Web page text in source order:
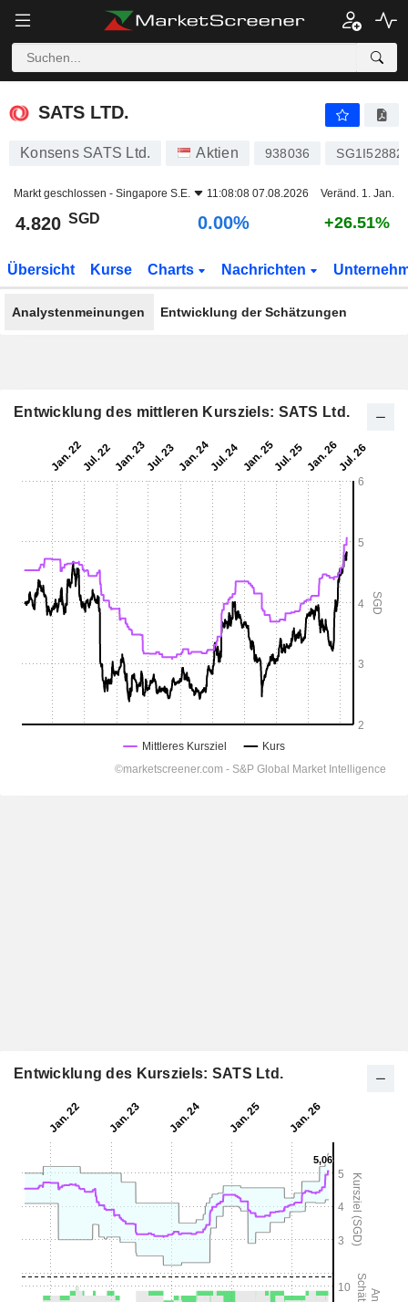
SATS LTD.
SATS LTD.
Konsens SATS Ltd. Aktien 938036
Markt geschlossen - Singapore S.E. 11:08:08 07.08.2026 Veränd. 1. Jan.
4.820 SGD 0.00% +26.51%
Übersicht Kurse Charts Nachrichten
Analystenmeinungen Entwicklung der Schätzungen
Entwicklung des mittleren Kursziels: SATS Ltd.
Entwicklung des Kursziels: SATS Ltd.